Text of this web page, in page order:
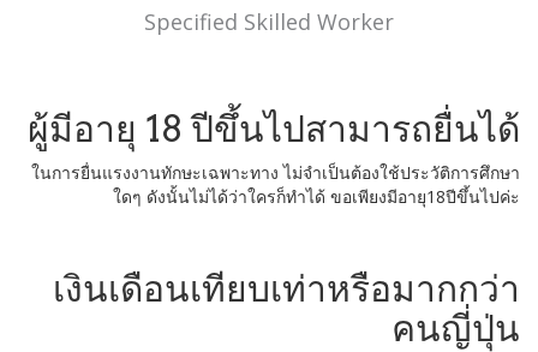
Specified Skilled Worker
ผู้มีอายุ 18 ปีขึ้นไปสามารถยื่นได้
ในการยื่นแรงงานทักษะเฉพาะทาง ไม่จำเป็นต้องใช้ประวัติการศึกษา
ใดๆ ดังนั้นไม่ได้ว่าใครก็ทำได้ ขอเพียงมีอายุ18ปีขึ้นไปค่ะ
เงินเดือนเทียบเท่าหรือมากกว่า
คนญี่ปุ่น